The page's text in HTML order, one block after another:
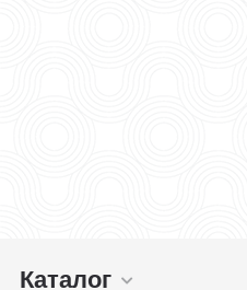
Каталог